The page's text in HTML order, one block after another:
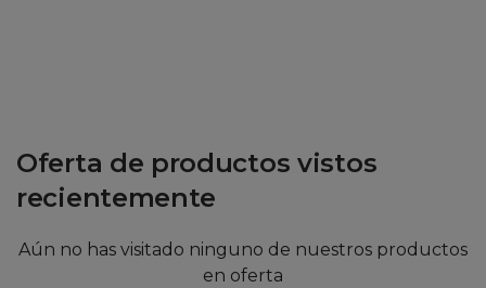
Oferta de productos vistos
recientemente
Aún no has visitado ninguno de nuestros productos
en oferta